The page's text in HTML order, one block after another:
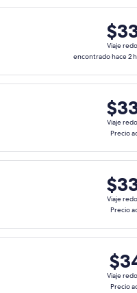
actual
$332
Viaje
hace
2
horas
Viaje
encontrado hace 2
con salida el jue, 15
$333
Viaje
actual
Viaje
Precio
el sáb, 17 oct. desde
$337
Viaje
actual
Viaje
Precio
con salida el sáb,
$341
Viaje
Viaje
Precio
con salida el mié, 4